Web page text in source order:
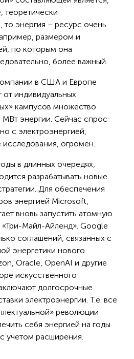
теоретически
то энергия – ресурс очень
размером и
по которым она
более важный.
в США и Европе
индивидуальных
кампусов множество
МВт энергии. Сейчас спрос
с электроэнергией,
исследования, огромен.
в длинных очередях,
разрабатывать новые
Для обеспечения
энергией Microsoft,
вновь запустить атомную
Майл-Айленд». Google
соглашений, связанных с
энергетики нового
Oracle, OpenAI и другие
искусственного
долгосрочные
электроэнергии. Т.е. все
революции
себя энергией на годы
учетом расширения.